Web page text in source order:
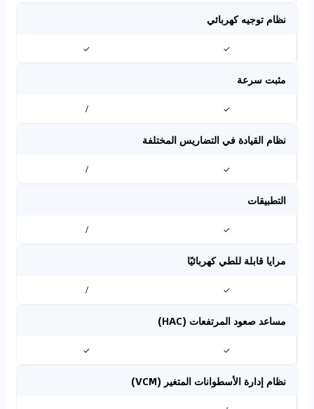
نظام توجيه كهربائي
✓
✓
مثبت سرعة
✓
/
نظام القيادة في التضاريس المختلفة
✓
/
التطبيقات
✓
/
مرايا قابلة للطي كهربائيًا
✓
/
مساعد صعود المرتفعات (HAC)
✓
✓
نظام إدارة الأسطوانات المتغير (VCM)